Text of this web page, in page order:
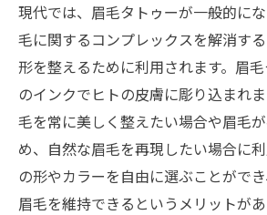
現代では、眉毛タトゥーが一般的に
毛に関するコンプレックスを解消す
形を整えるために利用されます。眉
のインクでヒトの皮膚に彫り込まれ
毛を常に美しく整えたい場合や眉毛
め、自然な眉毛を再現したい場合に
の形やカラーを自由に選ぶことがで
眉毛を維持できるというメリットが